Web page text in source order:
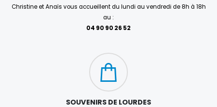
Christine et Anaïs vous accueillent du lundi au vendredi de 8h à 18h
au :
04 90 90 26 52
SOUVENIRS DE LOURDES